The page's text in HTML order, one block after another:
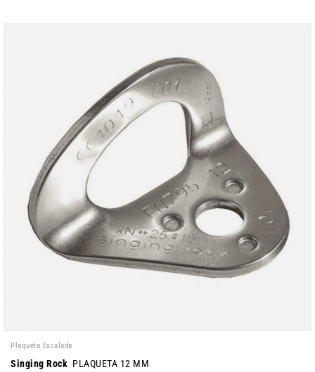
Plaqueta Escalada
Singing Rock PLAQUETA 12 MM